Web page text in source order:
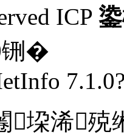
ICP
铏�
7.1.0
垜浠殑